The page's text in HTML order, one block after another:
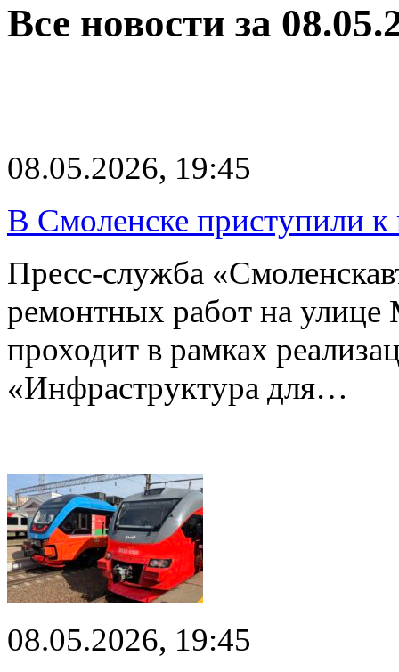
Все новости за
08.05.2026, 19:45
В Смоленске приступили
Пресс-служба
ремонтных работ на
проходит в рамках
«Инфраструктура для…
08.05.2026, 19:45